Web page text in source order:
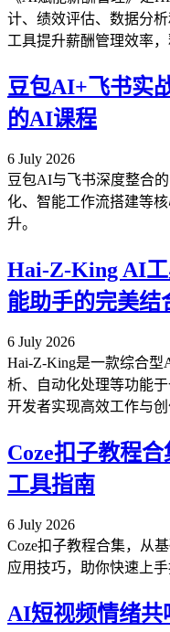
计、绩效评估、数据分
工具提升薪酬管理效率
豆包AI+飞书实
的AI课程
6 July 2026
豆包AI与飞书深度整合
化、智能工作流搭建等
升。
Hai-Z-King AI
能助手的完美结
6 July 2026
Hai-Z-King是一款综合
析、自动化处理等功能
开发者实现高效工作与创
Coze扣子教程
工具指南
6 July 2026
Coze扣子教程合集，从
应用技巧，助你快速上
AI短视频情绪共